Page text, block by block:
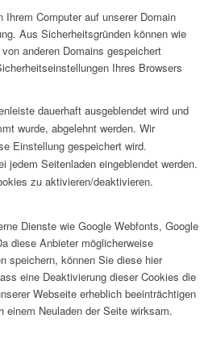
Computer auf unserer Domain
Aus Sicherheitsgründen können wie
anderen Domains gespeichert
Ihres Browsers
dauerhaft ausgeblendet wird und
wurde, abgelehnt werden. Wir
Einstellung gespeichert wird.
jedem Seitenladen eingeblendet werden.
zu aktivieren/deaktivieren.
Dienste wie Google Webfonts, Google
diese Anbieter möglicherweise
speichern, können Sie diese hier
eine Deaktivierung dieser Cookies die
Webseite erheblich beeinträchtigen
einem Neuladen der Seite wirksam.